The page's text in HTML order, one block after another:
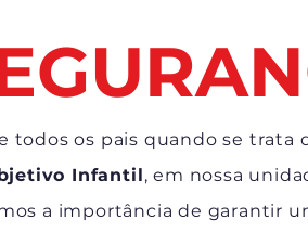
todos os pais quando se trata
Infantil, em nossa
a importância de garantir